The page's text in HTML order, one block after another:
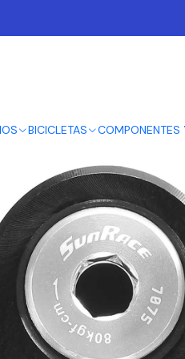
BICICLETAS COMPONENTES